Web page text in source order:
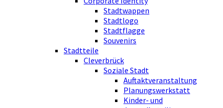
Stadtwappen
Stadtlogo
Stadtflagge
Souvenirs
Stadtteile
Cleverbrück
Soziale Stadt
Auftaktveranstaltung
Planungswerkstatt
Kinder- und